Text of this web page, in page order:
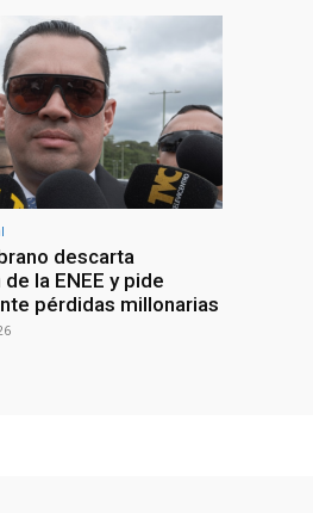
descarta
la ENEE y pide
pérdidas millonarias